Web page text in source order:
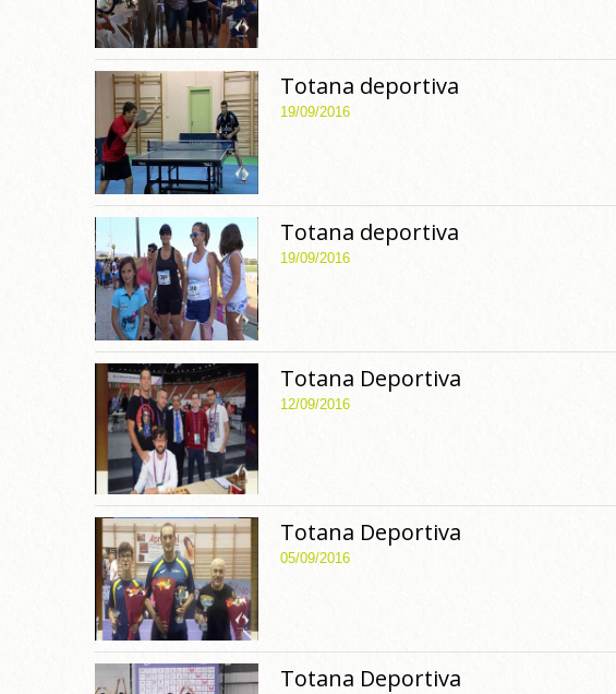
Totana deportiva
19/09/2016
Totana deportiva
19/09/2016
Totana Deportiva
12/09/2016
Totana Deportiva
05/09/2016
Totana Deportiva